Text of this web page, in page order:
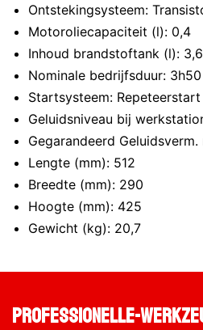
Ontstekingsysteem:
Motoroliecapaciteit (l): 0,4
Inhoud brandstoftank (l): 3,6
Nominale bedrijfsduur: 3h50
Startsysteem: Repeteerstart
Geluidsniveau bij
Gegarandeerd
Lengte (mm): 512
Breedte (mm): 290
Hoogte (mm): 425
Gewicht (kg): 20,7
professionelle-